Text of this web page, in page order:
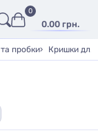
0.00 грн.
0
пробки Кришки для